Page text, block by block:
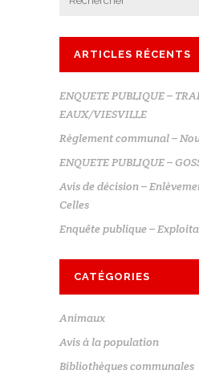
ARTICLES RÉCENTS
ENQUETE PUBLIQUE –
EAUX/VIESVILLE
Règlement communal –
ENQUETE PUBLIQUE –
Avis de décision –
Celles
Enquête publique –
CATÉGORIES
Animaux
Avis à la population
Bibliothèques communales